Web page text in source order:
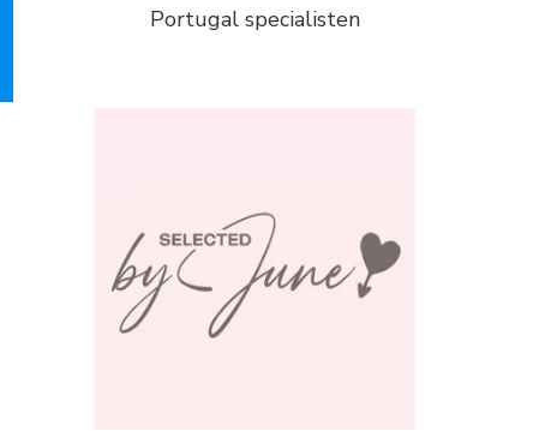
Portugal specialisten